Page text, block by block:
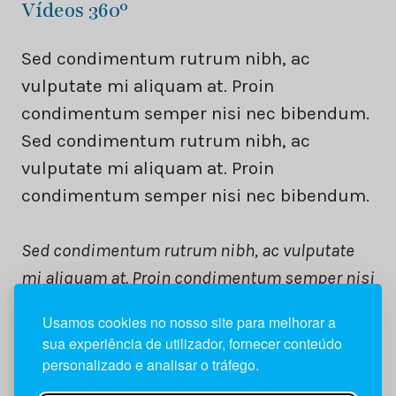
Usamos cookies no nosso site para melhorar a
sua experiência de utilizador, fornecer conteúdo
personalizado e analisar o tráfego.
Vídeos 360º
Sed condimentum rutrum nibh, ac
vulputate mi aliquam at. Proin
condimentum semper nisi nec bibendum.
Sed condimentum rutrum nibh, ac
vulputate mi aliquam at. Proin
condimentum semper nisi nec bibendum.
Sed condimentum rutrum nibh, ac vulputate
mi aliquam at. Proin condimentum semper nisi
ac vulputate mi aliquam at. Proin
condimentum semper nisi nec bibendum.